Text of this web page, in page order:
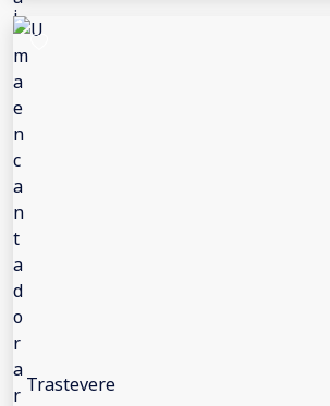
Trastevere